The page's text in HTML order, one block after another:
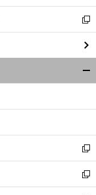
開
く
新
し
い
ウ
ィ
ン
ウ
開
く
新
し
い
ウ
新
し